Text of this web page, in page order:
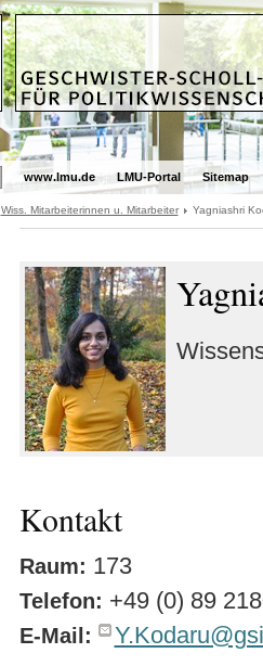
www.lmu.de LMU-Portal Sitemap
Wiss. Mitarbeiterinnen u. Mitarbeiter Yagniashri
Kontakt
Raum: 173
Telefon: +49 (0) 89
E-Mail: